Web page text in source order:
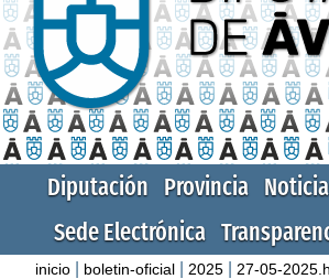
Diputación Provincia
Sede Electrónica
inicio boletin-oficial 2025 27-05-